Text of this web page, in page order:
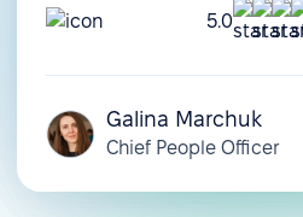
5.0
Galina Marchuk
Chief People Officer